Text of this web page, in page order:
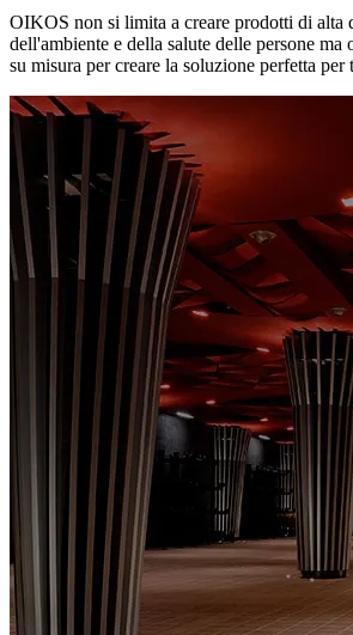
OIKOS non si limita a creare prodotti di alta
dell'ambiente e della salute delle persone ma
su misura per creare la soluzione perfetta per